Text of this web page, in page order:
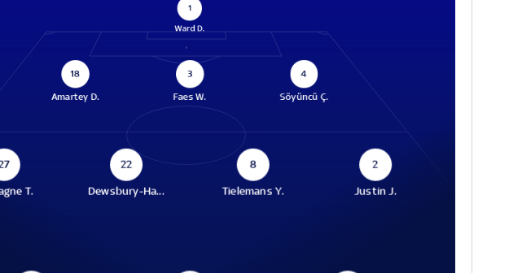
1
Ward D.
18
Amartey D.
3
Faes W.
4
Söyüncü Ç.
T.
22
Dewsbury-Ha...
8
Tielemans Y.
2
Justin J.